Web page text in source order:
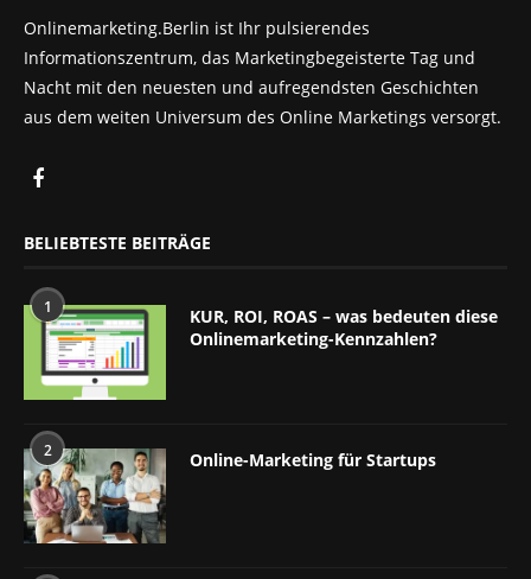
Onlinemarketing.Berlin ist Ihr pulsierendes
Informationszentrum, das Marketingbegeisterte Tag und
Nacht mit den neuesten und aufregendsten Geschichten
aus dem weiten Universum des Online Marketings versorgt.
BELIEBTESTE BEITRÄGE
1
KUR, ROI, ROAS – was bedeuten diese
Onlinemarketing-Kennzahlen?
2 Online-Marketing für Startups